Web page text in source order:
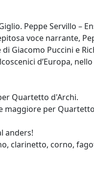
Peppe Servillo –
voce narrante,
Giacomo Puccini e
d’Europa,
Quartetto d'Archi.
maggiore per
anders!
clarinetto, corno,